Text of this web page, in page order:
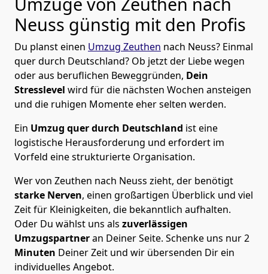
Neuss günstig mit den Profis
Du planst einen Umzug Zeuthen nach Neuss? Einmal
quer durch Deutschland? Ob jetzt der Liebe wegen
oder aus beruflichen Beweggründen, Dein
Stresslevel wird für die nächsten Wochen ansteigen
und die ruhigen Momente eher selten werden.
Ein Umzug quer durch Deutschland ist eine
logistische Herausforderung und erfordert im
Vorfeld eine strukturierte Organisation.
Wer von Zeuthen nach Neuss zieht, der benötigt
starke Nerven, einen großartigen Überblick und viel
Zeit für Kleinigkeiten, die bekanntlich aufhalten.
Oder Du wählst uns als zuverlässigen
Umzugspartneran Deiner Seite. Schenke uns nur2
Minuten Deiner Zeit und wir übersenden Dir ein
individuelles Angebot.